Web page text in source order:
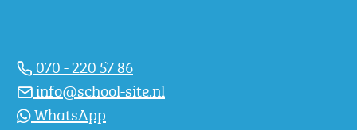
070 - 220 57 86
info@school-site.nl
WhatsApp